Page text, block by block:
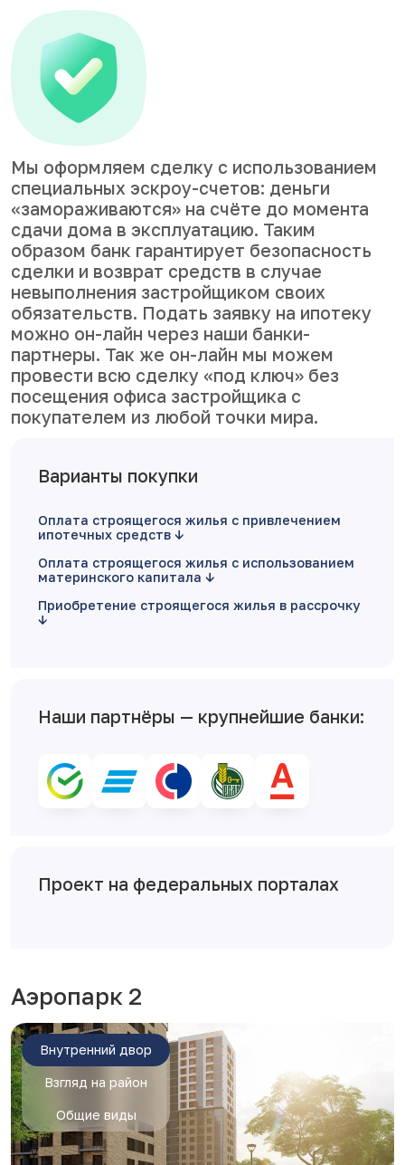
Мы оформляем сделку с использованием
специальных эскроу-счетов: деньги
«замораживаются» на счёте до момента
сдачи дома в эксплуатацию. Таким
образом банк гарантирует безопасность
сделки и возврат средств в случае
невыполнения застройщиком своих
обязательств. Подать заявку на ипотеку
можно он-лайн через наши банки-
партнеры. Так же он-лайн мы можем
провести всю сделку «под ключ» без
посещения офиса застройщика с
покупателем из любой точки мира.
Варианты покупки
Оплата строящегося жилья с привлечением
ипотечных средств
Оплата строящегося жилья с использованием
материнского капитала
Приобретение строящегося жилья в рассрочку
Наши партнёры — крупнейшие банки:
Проект на федеральных порталах
Аэропарк 2
Внутренний двор
Взгляд на район
Общие виды